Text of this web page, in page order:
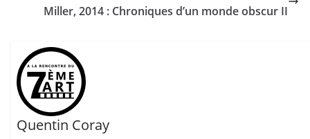
Miller, 2014 : Chroniques d’un monde obscur II
Quentin Coray